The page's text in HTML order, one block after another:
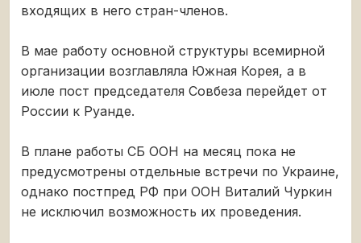
входящих в него стран-членов.
В мае работу основной структуры всемирной
организации возглавляла Южная Корея, а в
июле пост председателя Совбеза перейдет от
России к Руанде.
В плане работы СБ ООН на месяц пока не
предусмотрены отдельные встречи по Украине,
однако постпред РФ при ООН Виталий Чуркин
не исключил возможность их проведения.